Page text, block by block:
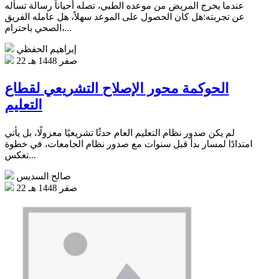
عندما يخرج المريض من موعده الطبي، تصله أحياناً رسالة تسأله
عن تجربته:هل كان الحصول على الموعد سهلاً، هل عامله الفريق
الصحي باحترام،...
إبراهيم الحفظي
22 صفر 1448 هـ
الحوكمة محور الإصلاح التشريعي لقطاع
التعليم
لم يكن صدور نظام التعليم العام حدثًا تشريعيًا معزولًا، بل يأتي
امتدادًا لمسار بدأ قبل سنوات مع صدور نظام الجامعات، في خطوة
تعكس...
صالح السديس
22 صفر 1448 هـ